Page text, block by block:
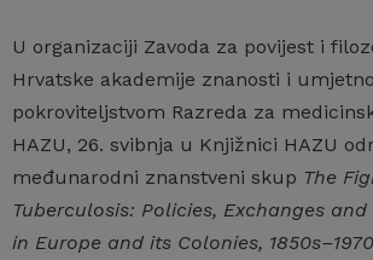
U organizaciji Zavoda za povijest i
Hrvatske akademije znanosti i
pokroviteljstvom Razreda za
HAZU, 26. svibnja u Knjižnici HAZU
međunarodni znanstveni skup The
Tuberculosis: Policies, Exchanges
in Europe and its Colonies,